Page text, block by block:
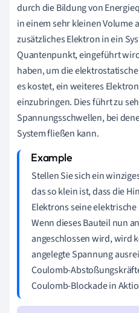
durch die Bildung von
in einem sehr kleinen Volume
zusätzliches Elektron in ein
Quantenpunkt, eingeführt
haben, um die
es kostet, ein weiteres
einzubringen. Dies führt zu
Spannungsschwellen, bei
System fließen kann.
Stellen Sie sich ein
das so klein ist, dass die
Elektrons seine
Wenn dieses Bauteil nun
angeschlossen wird, wird
angelegte Spannung
Coulomb-
Coulomb-Blockade in